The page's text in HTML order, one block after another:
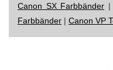
Canon SX Farbbänder
Farbbänder | Canon VP